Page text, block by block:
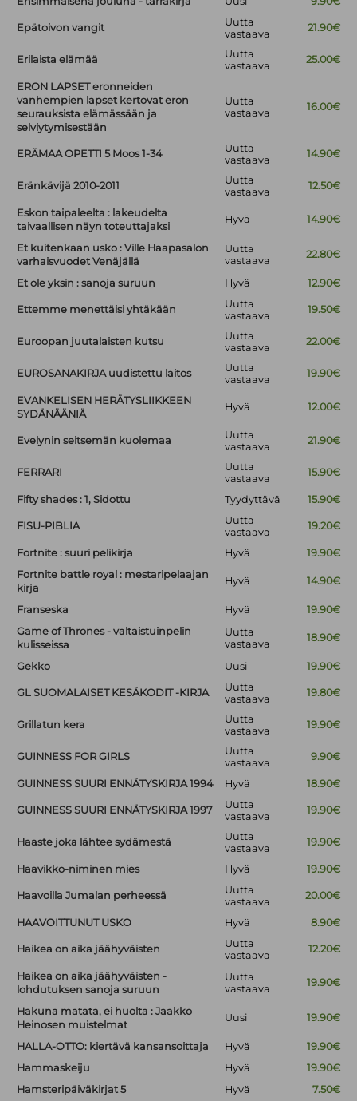
Epätoivon vangit
Uutta
vastaava
21.90€
Erilaista elämää
Uutta
vastaava
25.00€
ERON LAPSET eronneiden
vanhempien lapset kertovat eron
seurauksista elämässään ja
selviytymisestään
Uutta
vastaava
16.00€
ERÄMAA OPETTI 5 Moos 1-34
Uutta
vastaava
14.90€
Eränkävijä 2010-2011
Uutta
vastaava
12.50€
Eskon taipaleelta : lakeudelta
taivaallisen näyn toteuttajaksi
Hyvä 14.90€
Et kuitenkaan usko : Ville Haapasalon
varhaisvuodet Venäjällä
Uutta
vastaava
22.80€
Et ole yksin : sanoja suruun Hyvä 12.90€
Ettemme menettäisi yhtäkään
Uutta
vastaava
19.50€
Euroopan juutalaisten kutsu
Uutta
vastaava
22.00€
EUROSANAKIRJA uudistettu laitos
Uutta
vastaava
19.90€
EVANKELISEN HERÄTYSLIIKKEEN
SYDÄNÄÄNIÄ
Hyvä 12.00€
Evelynin seitsemän kuolemaa
Uutta
vastaava
21.90€
FERRARI
Uutta
vastaava
15.90€
Fifty shades : 1, Sidottu Tyydyttävä 15.90€
FISU-PIBLIA
Uutta
vastaava
19.20€
Fortnite : suuri pelikirja Hyvä
19.90€
Fortnite battle royal : mestaripelaajan
kirja
Hyvä 14.90€
Franseska Hyvä
19.90€
Game of Thrones - valtaistuinpelin
kulisseissa
Uutta
vastaava
18.90€
Gekko Uusi 19.90€
GL SUOMALAISET KESÄKODIT -KIRJA
Uutta
vastaava
19.80€
Grillatun kera
Uutta
vastaava
19.90€
GUINNESS FOR GIRLS
Uutta
vastaava
9.90€
GUINNESS SUURI ENNÄTYSKIRJA 1994 Hyvä 18.90€
GUINNESS SUURI ENNÄTYSKIRJA 1997
Uutta
vastaava
19.90€
Haaste joka lähtee sydämestä
Uutta
vastaava
19.90€
Haavikko-niminen mies Hyvä 19.90€
Haavoilla Jumalan perheessä
Uutta
vastaava
20.00€
HAAVOITTUNUT USKO Hyvä 8.90€
Haikea on aika jäähyväisten
Uutta
vastaava
12.20€
Haikea on aika jäähyväisten -
lohdutuksen sanoja suruun
Uutta
vastaava
19.90€
Hakuna matata, ei huolta : Jaakko
Heinosen muistelmat
Uusi 19.90€
HALLA-OTTO: kiertävä kansansoittaja Hyvä
19.90€
Hammaskeiju
Hyvä
19.90€
Hamsteripäiväkirjat 5
Hyvä 7.50€